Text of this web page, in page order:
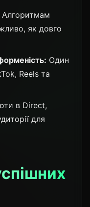
Алгоритмам
як довго
Один
Reels та
в Direct,
для